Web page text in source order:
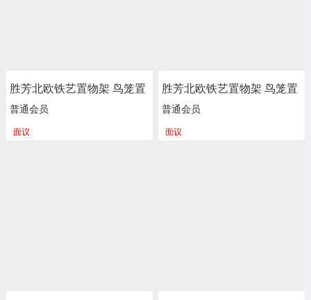
胜芳北欧铁艺置物架 鸟笼置
物架 客厅阳台落地多层花架
服装店包包架 金色展示架
普通会员
面议
胜芳北欧铁艺置物架 鸟笼置
物架 客厅阳台落地多层花架
服装店包包架 金色展示架
普通会员
面议